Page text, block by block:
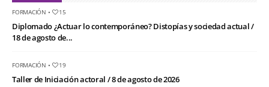
FORMACIÓN • 15
Diplomado ¿Actuar lo contemporáneo? Distopías y sociedad actual /
18 de agosto de...
FORMACIÓN • 19
Taller de Iniciación actoral / 8 de agosto de 2026